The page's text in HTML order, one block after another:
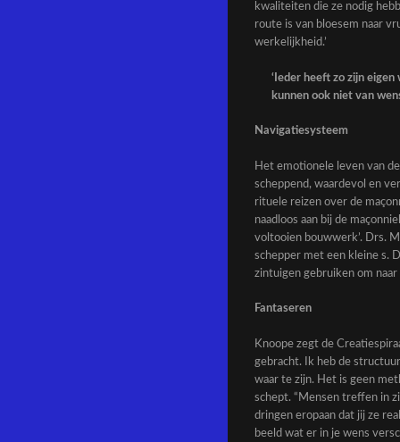
kwaliteiten die ze nodig
route is van bloesem naar
werkelijkheid.’
‘Ieder heeft zo zijn eigen
kunnen ook niet van
Navigatiesysteem
Het emotionele leven van
scheppend, waardevol en
rituele reizen over de
naadloos aan bij de
voltooien bouwwerk’. Drs.
schepper met een kleine s.
zintuigen gebruiken om
Fantaseren
Knoope zegt de
gebracht. Ik heb de
waar te zijn. Het is geen
schept. “Mensen treffen in
dringen eropaan dat jij ze
beeld wat er in je wens